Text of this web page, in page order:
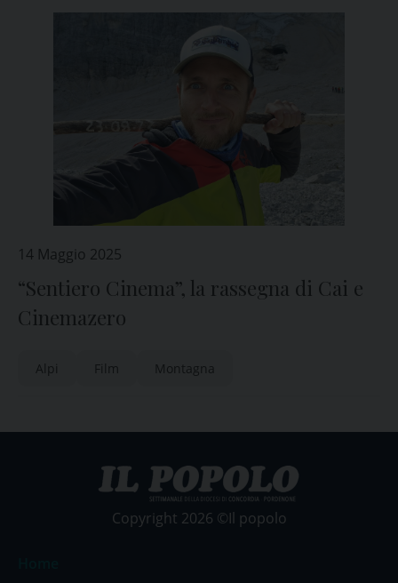
14 Maggio 2025
“Sentiero Cinema”, la rassegna di Cai e
Cinemazero
Alpi Film Montagna
Copyright 2026 ©Il popolo